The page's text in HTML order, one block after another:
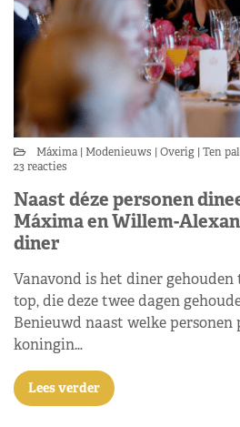
Máxima Modenieuws Overig Ten
23 reacties
Naast déze personen
Máxima en Willem-
diner
Vanavond is het diner gehouden
top, die deze twee dagen
Benieuwd naast welke personen
koningin…
Lees verder